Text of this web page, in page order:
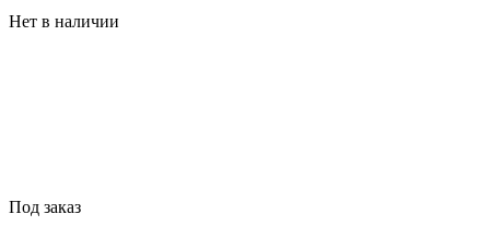
Нет в наличии
Под заказ